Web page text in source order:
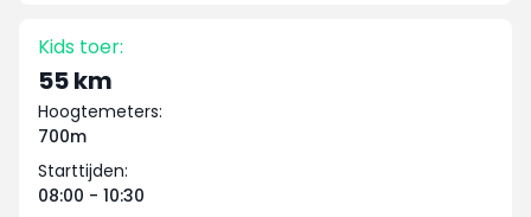
Kids toer:
55 km
Hoogtemeters:
700m
Starttijden:
08:00 - 10:30